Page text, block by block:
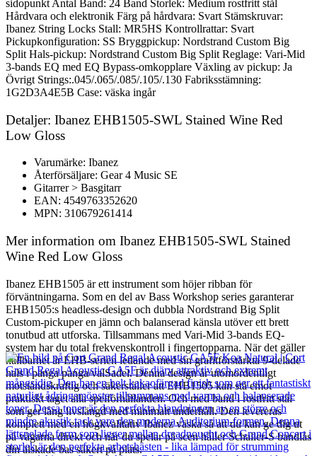
sidopunkt Antal Band: 24 Band Storlek: Medium rostfritt stål
Hårdvara och elektronik Färg på hårdvara: Svart Stämskruvar:
Ibanez String Locks Stall: MR5HS Kontrollrattar: Svart
Pickupkonfiguration: SS Bryggpickup: Nordstrand Custom Big
Split Hals-pickup: Nordstrand Custom Big Split Reglage: Vari-Mid
3-bands EQ med EQ Bypass-omkopplare Växling av pickup: Ja
Övrigt Strings:.045/.065/.085/.105/.130 Fabriksstämning:
1G2D3A4E5B Case: väska ingår
Detaljer: Ibanez EHB1505-SWL Stained Wine Red
Low Gloss
Varumärke: Ibanez
Återförsäljare: Gear 4 Music SE
Gitarrer > Basgitarr
EAN: 4549763352620
MPN: 310679261414
Mer information om Ibanez EHB1505-SWL Stained
Wine Red Low Gloss
Ibanez EHB1505 är ett instrument som höjer ribban för
förväntningarna. Som en del av Bass Workshop series garanterar
EHB1505:s headless-design och dubbla Nordstrand Big Split
Custom-pickuper en jämn och balanserad känsla utöver ett brett
tonutbud att utforska. Tillsammans med Vari-Mid 3-bands EQ-
system har du total frekvenskontroll i fingertopparna. När det gäller
hållbarhet är EHB-serien ledande med sin grafitförstärkta 9-delade
hals i panga panga/valSadel. Denna design är utomordentligt
motståndskraftig och säkerställer att EHB1505 kan stå emot
praktiskt taget alla spelförhållanden. Och med band i rostfritt stål
som ger lång livslängd med minimalt underhåll. Den levereras
komplett med en högkvalitativ Ibanez väska så att du kan ge dig ut
på vägarna direkt och när du spelar på scen håller Schaller-S bandlås
din älskade bas säkert på plats.